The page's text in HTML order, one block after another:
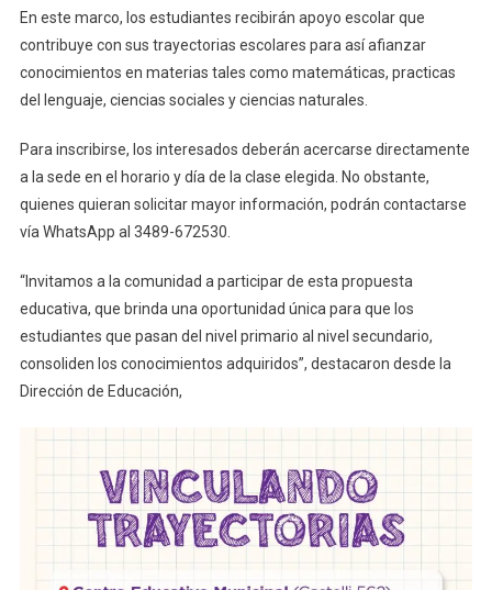
En este marco, los estudiantes recibirán apoyo escolar que
contribuye con sus trayectorias escolares para así afianzar
conocimientos en materias tales como matemáticas, practicas
del lenguaje, ciencias sociales y ciencias naturales.
Para inscribirse, los interesados deberán acercarse directamente
a la sede en el horario y día de la clase elegida. No obstante,
quienes quieran solicitar mayor información, podrán contactarse
vía WhatsApp al 3489-672530.
“Invitamos a la comunidad a participar de esta propuesta
educativa, que brinda una oportunidad única para que los
estudiantes que pasan del nivel primario al nivel secundario,
consoliden los conocimientos adquiridos”, destacaron desde la
Dirección de Educación,